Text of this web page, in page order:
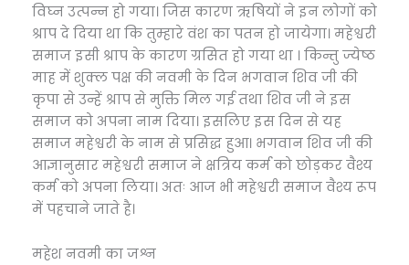
विघ्न उत्पन्न हो गया। जिस कारण ऋषियों ने इन लोगों को
श्राप दे दिया था कि तुम्हारे वंश का पतन हो जायेगा। महेश्वरी
समाज इसी श्राप के कारण ग्रसित हो गया था । किन्तु ज्येष्ठ
माह में शुक्ल पक्ष की नवमी के दिन भगवान शिव जी की
कृपा से उन्हें श्राप से मुक्ति मिल गई तथा शिव जी ने इस
समाज को अपना नाम दिया। इसलिए इस दिन से यह
समाज महेश्वरी के नाम से प्रसिद्ध हुआ। भगवान शिव जी की
आज्ञानुसार महेश्वरी समाज ने क्षत्रिय कर्म को छोड़कर वैश्य
कर्म को अपना लिया। अतः आज भी महेश्वरी समाज वैश्य रूप
में पहचाने जाते है।
महेश नवमी का जश्न